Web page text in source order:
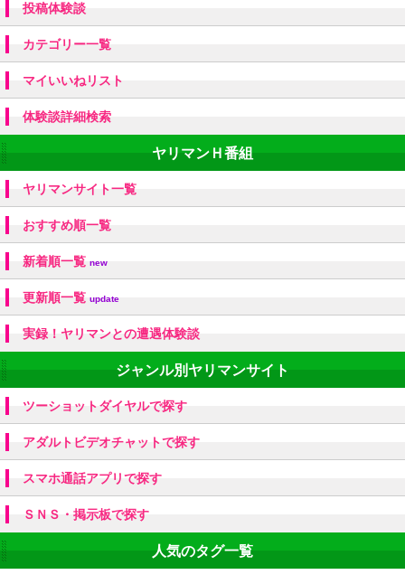
投稿体験談
カテゴリー一覧
マイいいねリスト
体験談詳細検索
ヤリマンＨ番組
ヤリマンサイト一覧
おすすめ順一覧
新着順一覧 new
更新順一覧 update
実録！ヤリマンとの遭遇体験談
ジャンル別ヤリマンサイト
ツーショットダイヤルで探す
アダルトビデオチャットで探す
スマホ通話アプリで探す
ＳＮＳ・掲示板で探す
人気のタグ一覧